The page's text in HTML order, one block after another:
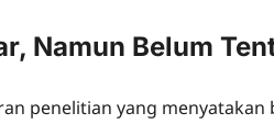
Namun Belum
penelitian yang menyatakan